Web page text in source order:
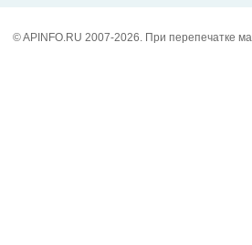
© APINFO.RU 2007-2026. При перепечатке